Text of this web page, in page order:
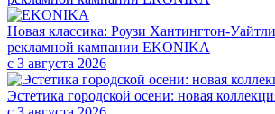
Новая классика: Роузи Хантингтон-
рекламной кампании EKONIKA
с 3 августа 2026
Эстетика городской осени: новая